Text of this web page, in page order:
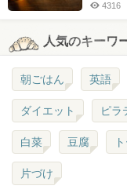
4316
人気のキーワ
朝ごはん 英語
ダイエット ピラ
白菜 豆腐
片づけ